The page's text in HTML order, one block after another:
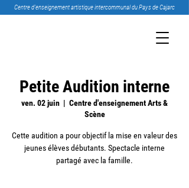
Centre d’enseignement artistique intercommunal du Pays de Cajarc
Petite Audition interne
ven. 02 juin
  |
Centre d'enseignement Arts &
Scène
Cette audition a pour objectif la mise en valeur des
jeunes élèves débutants. Spectacle interne
partagé avec la famille.